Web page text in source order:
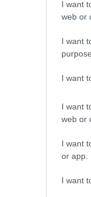
I want
web or
I want
I want
I want
web or
I want
or app.
I want
CONVIDIDI